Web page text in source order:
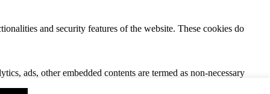
and security features of the website. These cookies do
ads, other embedded contents are termed as non-necessary